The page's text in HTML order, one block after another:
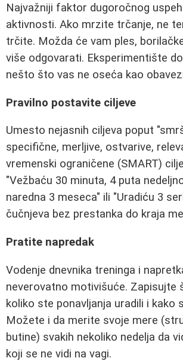
Najvažniji faktor dugoročnog
aktivnosti. Ako mrzite trčanje, ne
trčite. Možda će vam ples,
više odgovarati. Eksperimentište
nešto što vas ne oseća kao
Pravilno postavite ciljeve
Umesto nejasnih ciljeva poput
specifične, merljive, ostvarive,
vremenski ograničene (SMART)
"Vežbaću 30 minuta, 4 puta
naredna 3 meseca" ili "Uradiću 3
čučnjeva bez prestanka do kraja
Pratite napredak
Vodenje dnevnika treninga i
neverovatno motivišuće. Zapisujte
koliko ste ponavljanja uradili i kako
Možete i da merite svoje mere
butine) svakih nekoliko nedelja da
koji se ne vidi na vagi.